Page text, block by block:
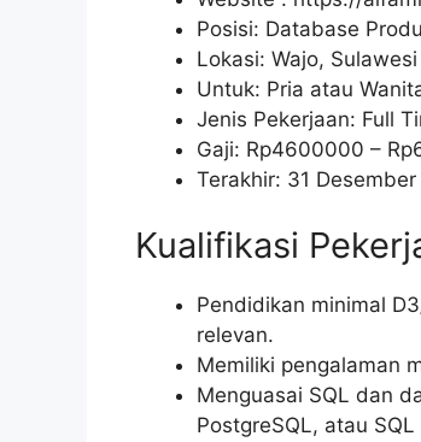
Posisi: Database
Lokasi: Wajo,
Untuk: Pria atau
Jenis Pekerjaan: Full
Gaji: Rp4600000 – Rp
Terakhir: 31
Kualifikasi
Pendidikan minimal
relevan.
Memiliki pengalaman
Menguasai SQL dan
PostgreSQL, atau SQL